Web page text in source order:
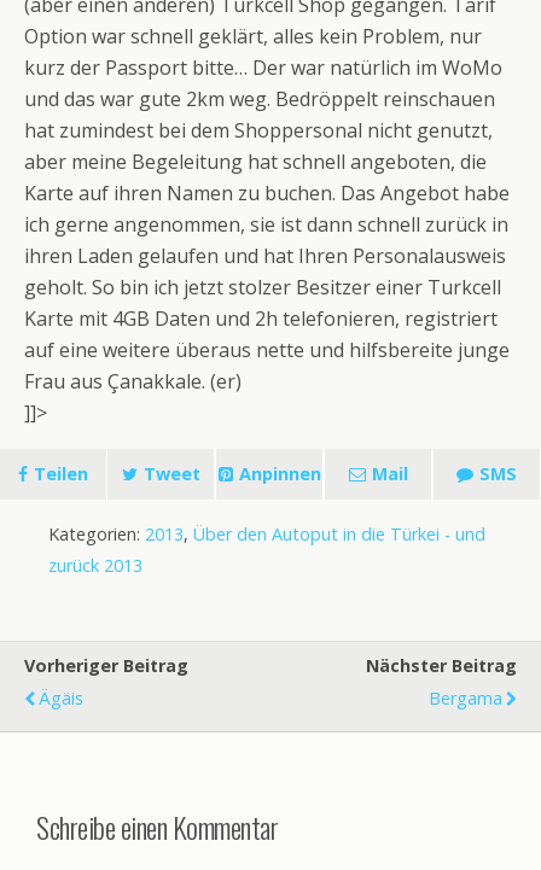
Option war schnell geklärt, alles kein Problem, nur
kurz der Passport bitte… Der war natürlich im WoMo
und das war gute 2km weg. Bedröppelt reinschauen
hat zumindest bei dem Shoppersonal nicht genutzt,
aber meine Begeleitung hat schnell angeboten, die
Karte auf ihren Namen zu buchen. Das Angebot habe
ich gerne angenommen, sie ist dann schnell zurück in
ihren Laden gelaufen und hat Ihren Personalausweis
geholt. So bin ich jetzt stolzer Besitzer einer Turkcell
Karte mit 4GB Daten und 2h telefonieren, registriert
auf eine weitere überaus nette und hilfsbereite junge
Frau aus Çanakkale. (er)
]]>
Teilen Tweet Anpinnen Mail SMS
Kategorien: 2013, Über den Autoput in die Türkei - und
zurück 2013
Vorheriger Beitrag
Ägäis
Nächster Beitrag
Bergama
Schreibe einen Kommentar